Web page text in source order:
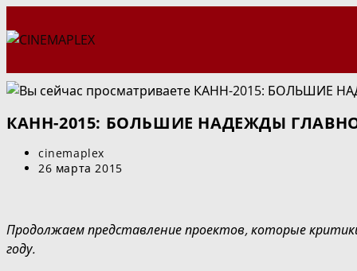
к
КАНН-2015: БОЛЬШИЕ НАДЕЖДЫ
Автор
записи:
cinemaplex
Запись
26 марта 2015
Продолжаем представление проектов, которые
году.